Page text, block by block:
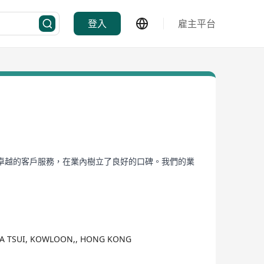
登入 雇主平台
的客戶服務，在業內樹立了良好的口碑。我們的業
TSUI, KOWLOON,, HONG KONG